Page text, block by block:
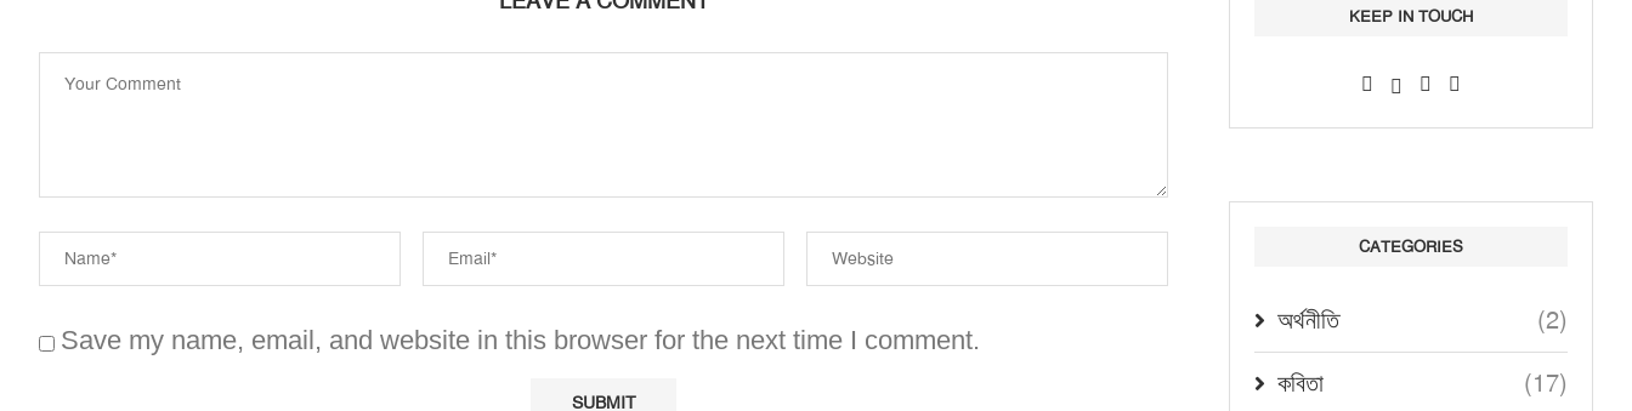
Save my name, email, and website in this browser for the next time I comment.
KEEP IN TOUCH
CATEGORIES
অর্থনীতি (2)
কবিতা (17)